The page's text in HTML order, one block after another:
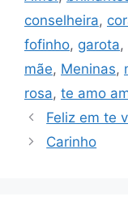
conselheira,
fofinho, garota,
mãe, Meninas,
rosa, te amo
Feliz em te
Carinho